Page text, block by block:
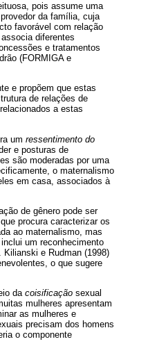
pois assume uma
da família, cuja
favorável com relação
diferentes
e tratamentos
(FORMIGA e
e propõem que estas
de relações de
a estas
um ressentimento do
e posturas de
são moderadas por uma
o maternalismo
em casa, associados à
de gênero pode ser
, que procura caracterizar os
ao maternalismo, mas
um reconhecimento
e Rudman (1998)
o que sugere
dacoisificação sexual
mulheres apresentam
as mulheres e
precisam dos homens
o componente